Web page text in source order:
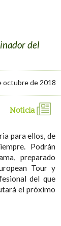
del
octubre de 2018
Noticia
para ellos, de
Podrán
preparado
Tour y
del que
el próximo